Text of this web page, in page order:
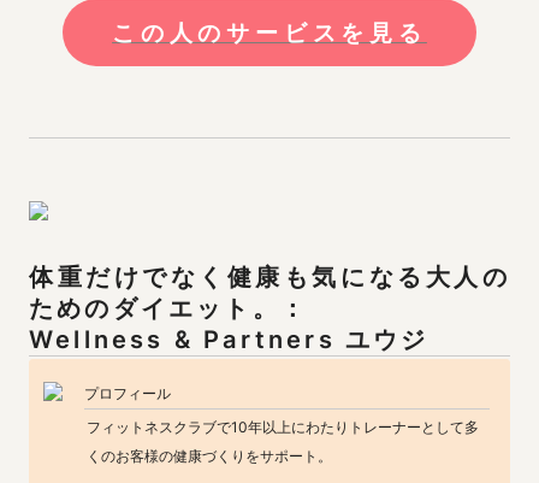
この人のサービスを見る
体重だけでなく健康も気になる大人の
ためのダイエット。：
Wellness & Partners ユウジ
プロフィール
フィットネスクラブで10年以上にわたりトレーナーとして多
くのお客様の健康づくりをサポート。